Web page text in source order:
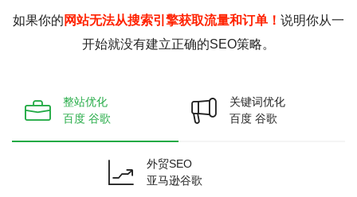
如果你的 网站无法从搜索引擎获取流量和订单！ 说明你从一
开始就没有建立正确的SEO策略。
整站优化
百度 谷歌
关键词优化
百度 谷歌
外贸SEO
亚马逊谷歌